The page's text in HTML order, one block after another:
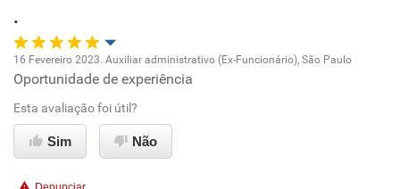
.
Oportunidade de promoção
Ambiente de trabalho
16 Fevereiro 2023. Auxiliar administrativo (Ex-Funcionário), São Paulo
Oportunidade de experiência
Esta avaliação foi útil?
Sim Não